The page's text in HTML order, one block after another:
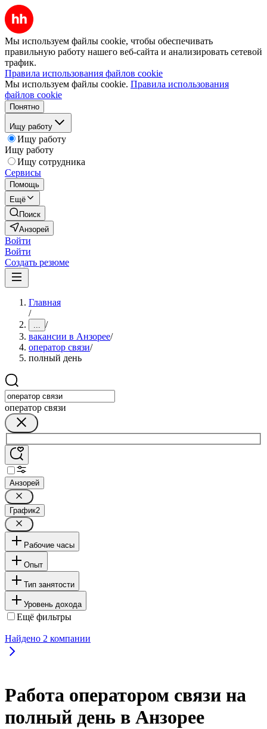
Мы используем файлы cookie, чтобы обеспечивать
правильную работу нашего веб-сайта и анализировать сетевой
трафик.
Правила использования файлов cookie
Мы используем файлы cookie. Правила использования
файлов cookie
Понятно
Ищу работу
Ищу работу
Ищу работу
Ищу сотрудника
Сервисы
Помощь
Ещё
Поиск
Анзорей
Войти
Войти
Создать резюме
Главная
/
... /
вакансии в Анзорее/
оператор связи/
полный день
оператор связи
Анзорей
График2
Рабочие часы
Опыт
Тип занятости
Уровень дохода
Ещё фильтры
Найдено 2 компании
Работа оператором связи на
полный день в Анзорее